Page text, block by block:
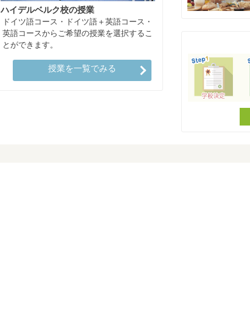
ハイデルベルク校の授業
ドイツ語コース・ドイツ語＋英語コース・
英語コースからご希望の授業を選択するこ
とができます。
授業を一覧でみる